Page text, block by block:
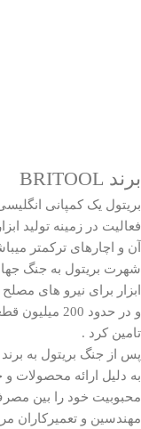
برند BRITOOL
فعالیت در زمینه تولید
آن و اچارهای ترکمتر
شهرت بریتول به جنگ
ابزار برای نیرو های مصلح
و در حدود
تامین کرد .
پس از جنگ بریتول به برند
به دلیل ارائه محصولات
محبوبیت خود را بین
مهندسین و تعمیرکاران